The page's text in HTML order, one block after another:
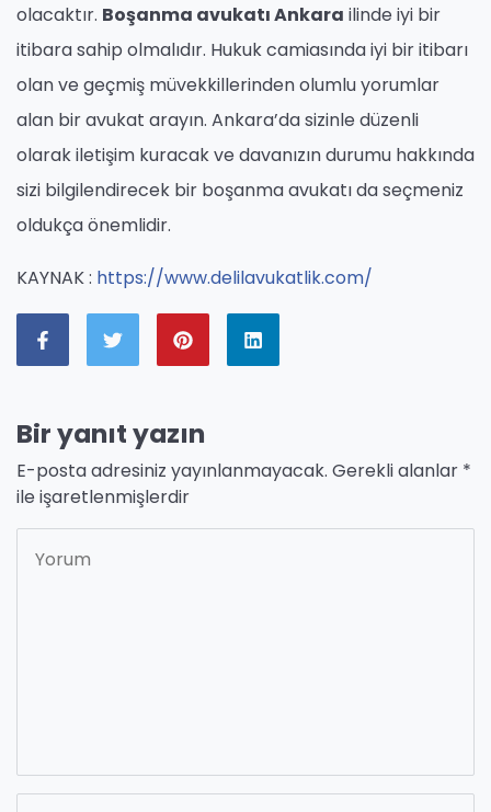
olacaktır. Boşanma avukatı Ankara ilinde iyi bir
itibara sahip olmalıdır. Hukuk camiasında iyi bir itibarı
olan ve geçmiş müvekkillerinden olumlu yorumlar
alan bir avukat arayın. Ankara’da sizinle düzenli
olarak iletişim kuracak ve davanızın durumu hakkında
sizi bilgilendirecek bir boşanma avukatı da seçmeniz
oldukça önemlidir.
KAYNAK : https://www.delilavukatlik.com/
Bir yanıt yazın
E-posta adresiniz yayınlanmayacak. Gerekli alanlar *
ile işaretlenmişlerdir